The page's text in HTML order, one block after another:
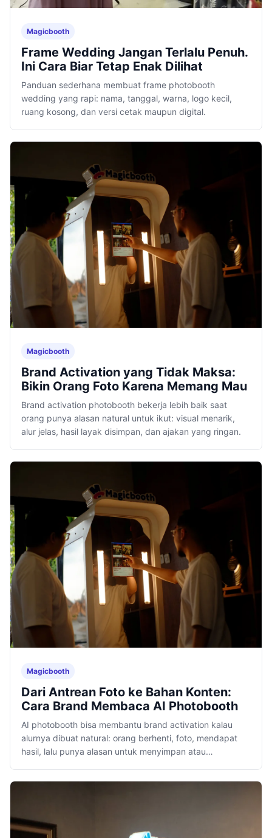
Magicbooth
Frame Wedding Jangan Terlalu Penuh.
Ini Cara Biar Tetap Enak Dilihat
Panduan sederhana membuat frame photobooth
wedding yang rapi: nama, tanggal, warna, logo kecil,
ruang kosong, dan versi cetak maupun digital.
Magicbooth
Brand Activation yang Tidak Maksa:
Bikin Orang Foto Karena Memang Mau
Brand activation photobooth bekerja lebih baik saat
orang punya alasan natural untuk ikut: visual menarik,
alur jelas, hasil layak disimpan, dan ajakan yang ringan.
Magicbooth
Dari Antrean Foto ke Bahan Konten:
Cara Brand Membaca AI Photobooth
AI photobooth bisa membantu brand activation kalau
alurnya dibuat natural: orang berhenti, foto, mendapat
hasil, lalu punya alasan untuk menyimpan atau